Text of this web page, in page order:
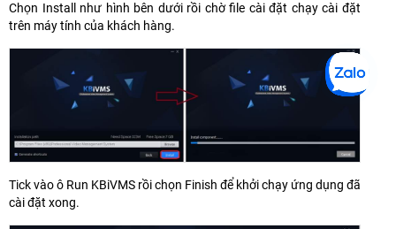
Chọn Install như hình bên dưới rồi chờ file cài đặt chạy cài đặt
trên máy tính của khách hàng.
Tick vào ô Run KBiVMS rồi chọn Finish để khởi chạy ứng dụng đã
cài đặt xong.